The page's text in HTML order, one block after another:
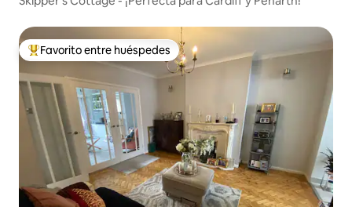
De los mejores en Favorito entre huéspedes
Favorito entre huéspedes